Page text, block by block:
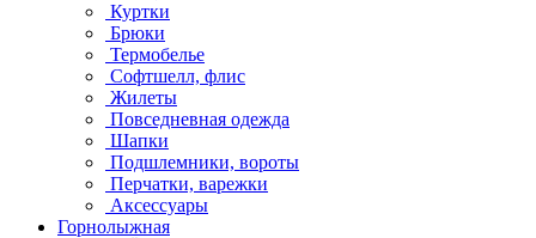
Куртки
Брюки
Термобелье
Софтшелл, флис
Жилеты
Повседневная одежда
Шапки
Подшлемники, вороты
Перчатки, варежки
Аксессуары
Горнолыжная